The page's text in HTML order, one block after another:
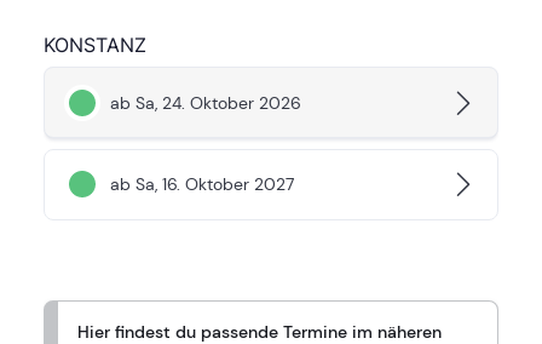
KONSTANZ
ab Sa, 24. Oktober 2026
ab Sa, 16. Oktober 2027
Hier findest du passende Termine im näheren